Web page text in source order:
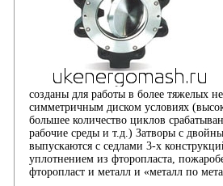
созданы для работы в более тяжелых
симметричным диском условиях
большее количество циклов
рабочие среды и т.д.) Затворы с
выпускаются с седлами 3-х
уплотнением из фторопласта,
фторопласт и металл и «металл по